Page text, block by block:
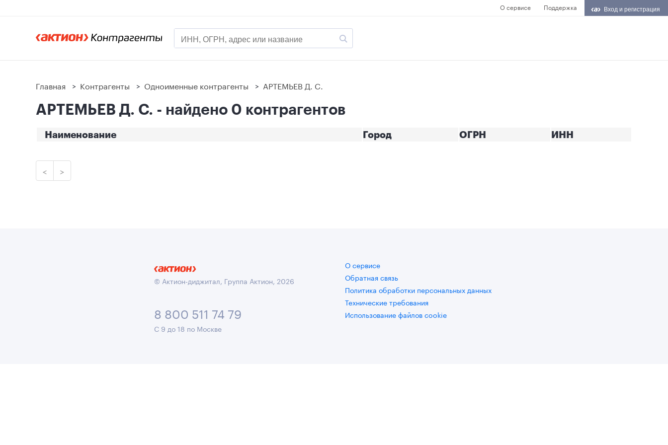
О сервисе Поддержка Вход и регистрация
Главная > Контрагенты > Одноименные контрагенты > АРТЕМЬЕВ Д. С.
АРТЕМЬЕВ Д. С. - найдено 0 контрагентов
Наименование Город ОГРН ИНН
< >
© Актион-диджитал, Группа Актион, 2026
8 800 511 74 79
С 9 до 18 по Москве
О сервисе
Обратная связь
Политика обработки персональных данных
Технические требования
Использование файлов cookie